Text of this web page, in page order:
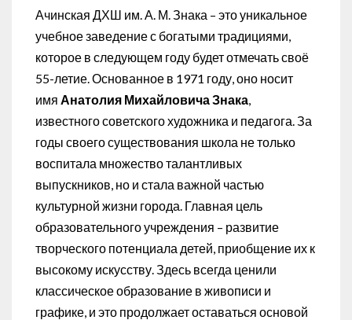
Ачинская ДХШ им. А. М. Знака – это уникальное
учебное заведение с богатыми традициями,
которое в следующем году будет отмечать своё
55-летие. Основанное в 1971 году, оно носит
имя Анатолия Михайловича Знака
известного советского художника и педагога. За
годы своего существования школа не только
воспитала множество талантливых
выпускников, но и стала важной частью
культурной жизни города. Главная цель
образовательного учреждения – развитие
творческого потенциала детей, приобщение их к
высокому искусству. Здесь всегда ценили
классическое образование в живописи и
графике, и это продолжает оставаться основой